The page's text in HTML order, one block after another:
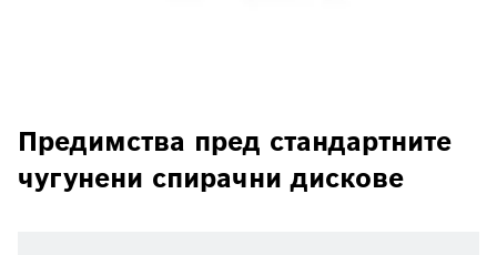
Предимства пред стандартните
чугунени спирачни дискове